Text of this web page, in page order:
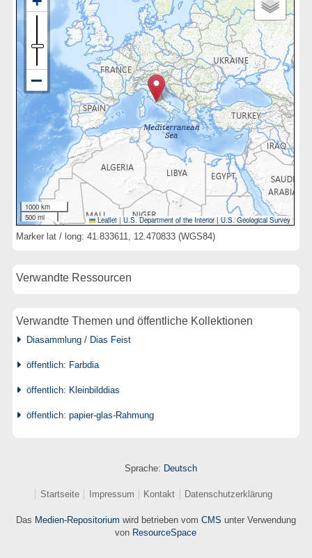
1000 km
500 mi
Leaflet | U.S. Department of the Interior|U.S. Geological Survey
Marker lat / long: 41.833611, 12.470833 (WGS84)
Verwandte Ressourcen
Verwandte Themen und öffentliche Kollektionen
Diasammlung / Dias Feist
öffentlich: Farbdia
öffentlich: Kleinbilddias
öffentlich: papier-glas-Rahmung
Sprache: Deutsch
Startseite Impressum Kontakt Datenschutzerklärung
Das Medien-Repositorium wird betrieben vom CMS unter Verwendung
von ResourceSpace